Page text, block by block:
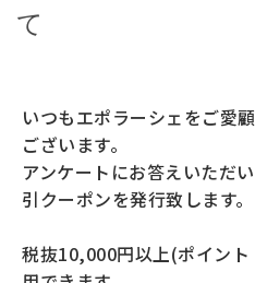
お得な
て
いつもエポラーシェをご愛
ございます。
アンケートにお答えいただ
引クーポンを発行致します。
税抜10,000円以上(ポイン